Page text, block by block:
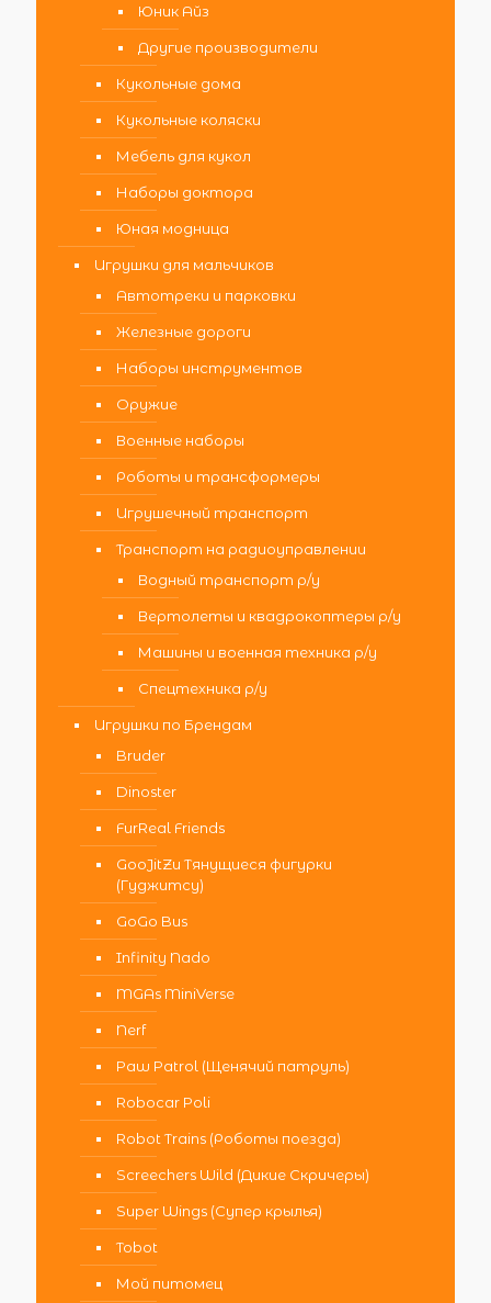
Юник Айз
Другие производители
Кукольные дома
Кукольные коляски
Мебель для кукол
Наборы доктора
Юная модница
Игрушки для мальчиков
Автотреки и парковки
Железные дороги
Наборы инструментов
Оружие
Военные наборы
Роботы и трансформеры
Игрушечный транспорт
Транспорт на радиоуправлении
Водный транспорт р/у
Вертолеты и квадрокоптеры р/у
Машины и военная техника р/у
Спецтехника р/у
Игрушки по Брендам
Bruder
Dinoster
FurReal Friends
GooJitZu Тянущиеся фигурки
(Гуджитсу)
GoGo Bus
Infinity Nado
MGAs MiniVerse
Nerf
Paw Patrol (Щенячий патруль)
Robocar Poli
Robot Trains (Роботы поезда)
Screechers Wild (Дикие Скричеры)
Super Wings (Супер крылья)
Tobot
Мой питомец